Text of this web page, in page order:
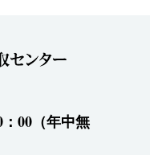
00（年中無